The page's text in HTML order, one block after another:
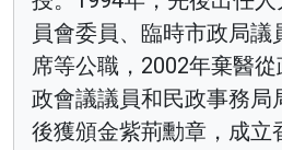
員會委員、臨時市政局議
席等公職，2002年棄醫
政會議議員和民政事務局
後獲頒金紫荊勳章，成立